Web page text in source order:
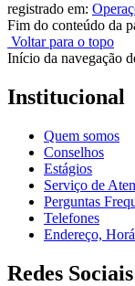
registrado em:
Fim do conteúdo da
Voltar para o topo
Início da navegação
Institucional
Quem somos
Conselhos
Estágios
Serviço de
Perguntas
Telefones
Endereço,
Redes Sociais